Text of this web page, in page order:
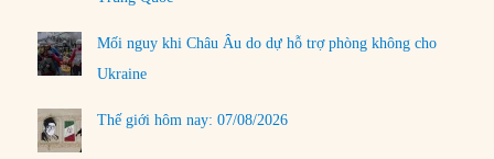
Mối nguy khi Châu Âu do dự hỗ trợ phòng không cho
Ukraine
Thế giới hôm nay: 07/08/2026